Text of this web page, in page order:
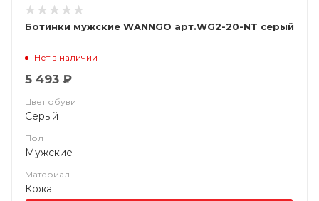
Ботинки мужские WANNGO арт.WG2-20-NT серый
Нет в наличии
5 493 ₽
Цвет обуви
Серый
Пол
Мужские
Материал
Кожа